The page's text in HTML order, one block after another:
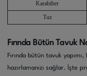
Karabiber
Tuz
Fırında Bütün Tavuk
Fırında bütün tavuk
hazırlamanızı sağlar. İşte